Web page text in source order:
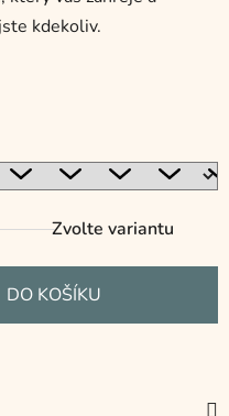
kdekoliv.
Zvolte variantu
DO KOŠÍKU